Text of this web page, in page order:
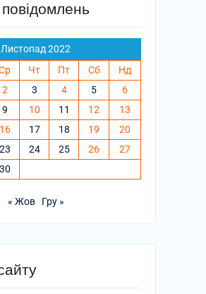
Листопад 2022
Чт Пт Сб
Нд
2 3 4 5
6
9 10 11 12
13
16 17 18 19
20
23 24 25 26
27
30
« Жов Гру »